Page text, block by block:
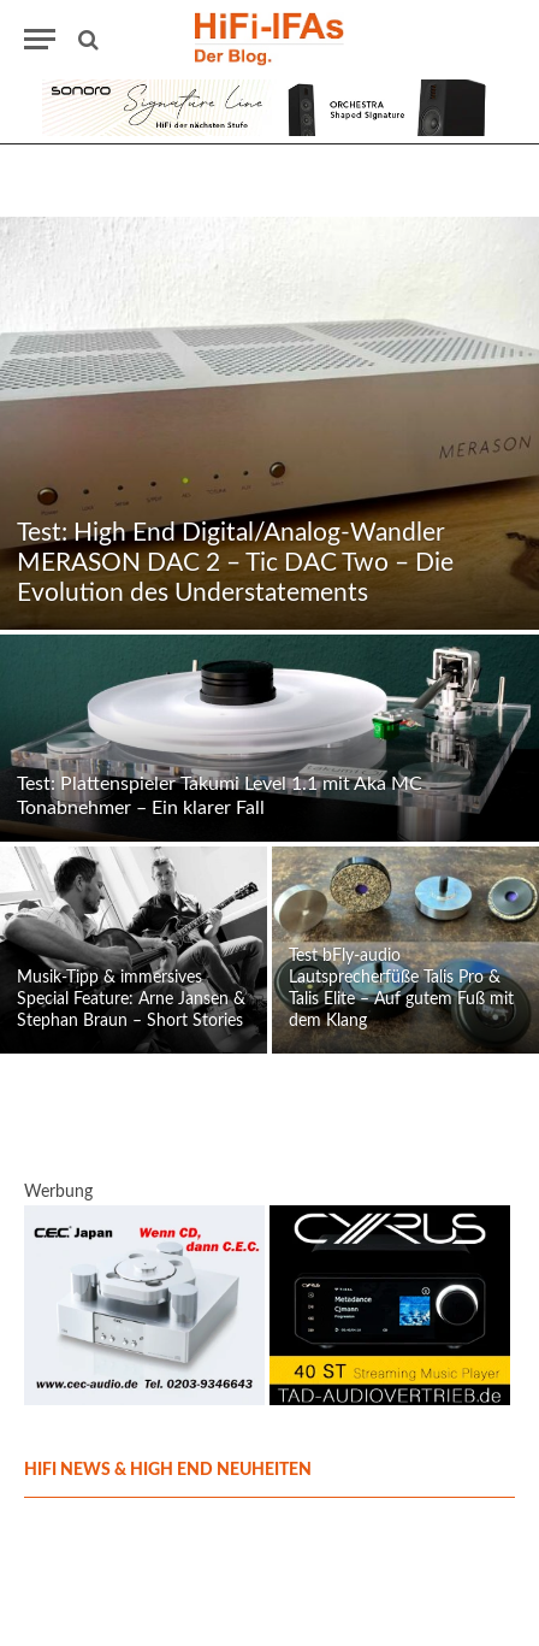
Test: High End Digital/Analog-Wandler
MERASON DAC 2 – Tic DAC Two – Die
Evolution des Understatements
Test: Plattenspieler Takumi Level 1.1 mit Aka MC
Tonabnehmer – Ein klarer Fall
Musik-Tipp & immersives
Special Feature: Arne Jansen &
Stephan Braun – Short Stories
Test bFly-audio
Lautsprecherfüße Talis Pro &
Talis Elite – Auf gutem Fuß mit
dem Klang
Werbung
HIFI NEWS & HIGH END NEUHEITEN